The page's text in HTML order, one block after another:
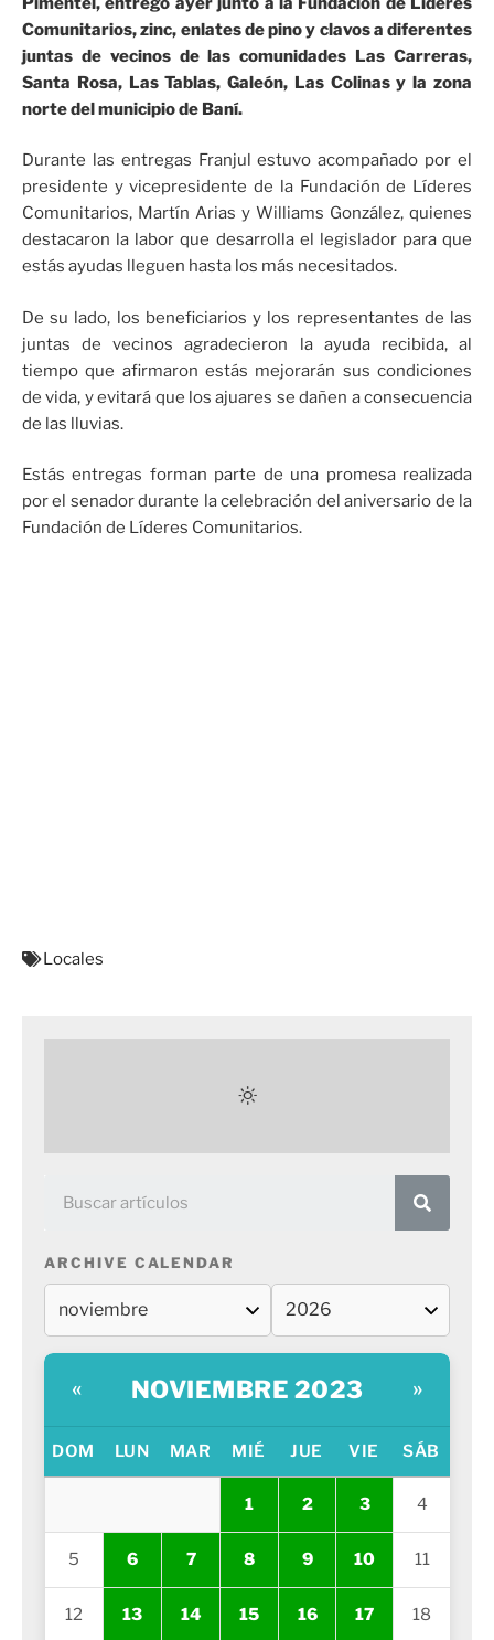
Comunitarios, zinc, enlates de pino y clavos a diferentes
juntas de vecinos de las comunidades Las Carreras,
Santa Rosa, Las Tablas, Galeón, Las Colinas y la zona
norte del municipio de Baní.
Durante las entregas Franjul estuvo acompañado por el
presidente y vicepresidente de la Fundación de Líderes
Comunitarios, Martín Arias y Williams González, quienes
destacaron la labor que desarrolla el legislador para que
estás ayudas lleguen hasta los más necesitados.
De su lado, los beneficiarios y los representantes de las
juntas de vecinos agradecieron la ayuda recibida, al
tiempo que afirmaron estás mejorarán sus condiciones
de vida, y evitará que los ajuares se dañen a consecuencia
de las lluvias.
Estás entregas forman parte de una promesa realizada
por el senador durante la celebración del aniversario de la
Fundación de Líderes Comunitarios.
Locales
ARCHIVE CALENDAR
« NOVIEMBRE 2023 »
DOM LUN MAR MIÉ JUE VIE SÁB
1 2 3 4
5 6 7 8 9 10 11
12 13 14 15 16 17 18